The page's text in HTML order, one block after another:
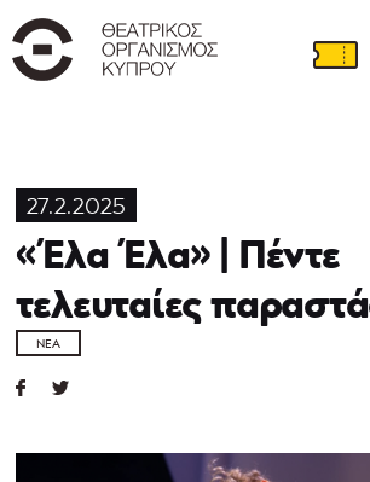
27.2.2025
«Έλα Έλα» | Πέντε
τελευταίες
ΝΈΑ